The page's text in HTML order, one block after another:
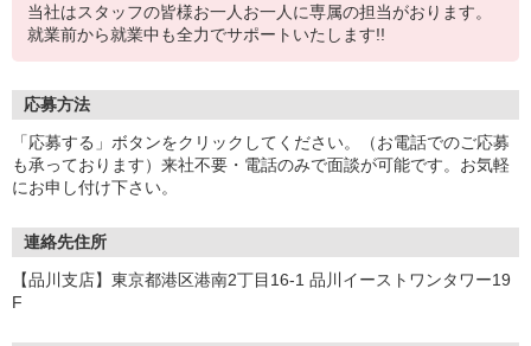
当社はスタッフの皆様お一人お一人に専属の担当がおります。
就業前から就業中も全力でサポートいたします!!
応募方法
「応募する」ボタンをクリックしてください。（お電話でのご応募
も承っております）来社不要・電話のみで面談が可能です。お気軽
にお申し付け下さい。
連絡先住所
【品川支店】東京都港区港南2丁目16-1 品川イーストワンタワー19
F